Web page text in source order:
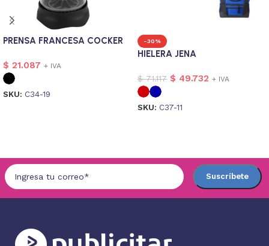
PRENSA FRANCESA COCKER
$ 21.087 + IVA
SKU: C34-19
-30%
HIELERA JENA
$71.117 $ 49.732 + IVA
SKU: C37-11